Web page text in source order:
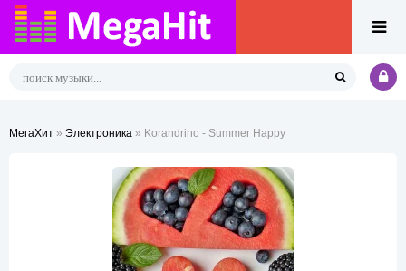
МегаХит » Электроника » Korandrino - Summer Happy